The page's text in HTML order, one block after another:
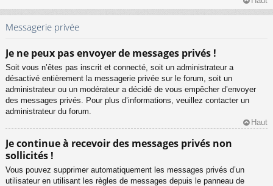
Messagerie privée
Je ne peux pas envoyer de messages privés !
Soit vous n’êtes pas inscrit et connecté, soit un administrateur a
désactivé entièrement la messagerie privée sur le forum, soit un
administrateur ou un modérateur a décidé de vous empêcher d’envoyer
des messages privés. Pour plus d’informations, veuillez contacter un
administrateur du forum.
Haut
Je continue à recevoir des messages privés non
sollicités !
Vous pouvez supprimer automatiquement les messages privés d’un
utilisateur en utilisant les règles de messages depuis le panneau de